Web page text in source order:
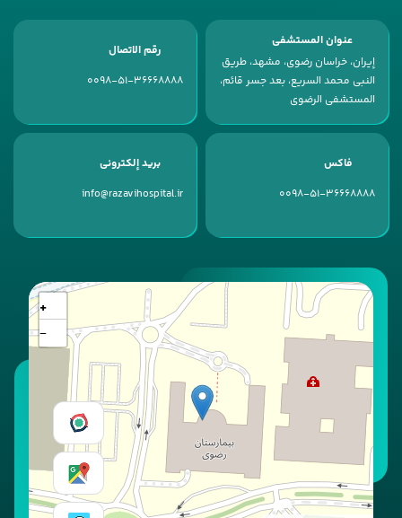
عنوان المستشفى
إیران، خراسان رضوی، مشهد، طریق
النبی محمد السریع، بعد جسر قائم،
المستشفى الرضوی
رقم الاتصال
0098-51-36668888
فاكس
0098-51-36668888
بريد إلكتروني
info@razavihospital.ir
+
−